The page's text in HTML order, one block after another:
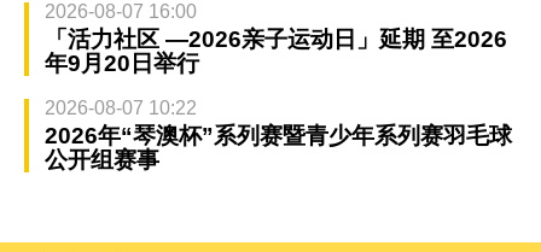
2026-08-07 16:00
「活力社区 —2026亲子运动日」延期 至2026
年9月20日举行
2026-08-07 10:22
2026年“琴澳杯”系列赛暨青少年系列赛羽毛球
公开组赛事